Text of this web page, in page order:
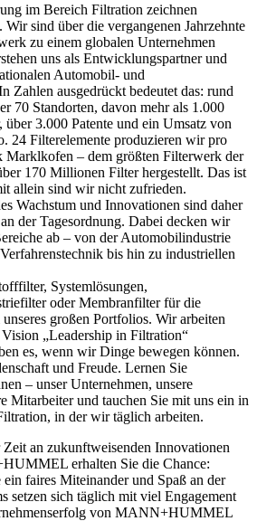
im Bereich Filtration zeichnen
sind über die vergangenen Jahrzehnte
zu einem globalen Unternehmen
uns als Entwicklungspartner und
Automobil- und
Zahlen ausgedrückt bedeutet das: rund
70 Standorten, davon mehr als 1.000
3.000 Patente und ein Umsatz von
24 Filterelemente produzieren wir pro
Marklkofen – dem größten Filterwerk der
170 Millionen Filter hergestellt. Das ist
allein sind wir nicht zufrieden.
Wachstum und Innovationen sind daher
der Tagesordnung. Dabei decken wir
ab – von der Automobilindustrie
bis hin zu industriellen
Systemlösungen,
oder Membranfilter für die
großen Portfolios. Wir arbeiten
„Leadership in Filtration“
es, wenn wir Dinge bewegen können.
und Freude. Lernen Sie
– unser Unternehmen, unsere
Mitarbeiter und tauchen Sie mit uns ein in
in der wir täglich arbeiten.
Zeit an zukunftweisenden Innovationen
erhalten Sie die Chance:
faires Miteinander und Spaß an der
setzen sich täglich mit viel Engagement
von MANN+HUMMEL